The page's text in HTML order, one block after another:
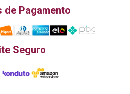
de Pagamento
Seguro